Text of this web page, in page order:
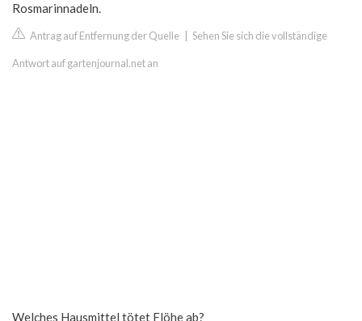
Rosmarinnadeln.
Antrag auf Entfernung der Quelle Sehen Sie sich die vollständige
Antwort auf gartenjournal.net an
Welches Hausmittel tötet Flöhe ab?